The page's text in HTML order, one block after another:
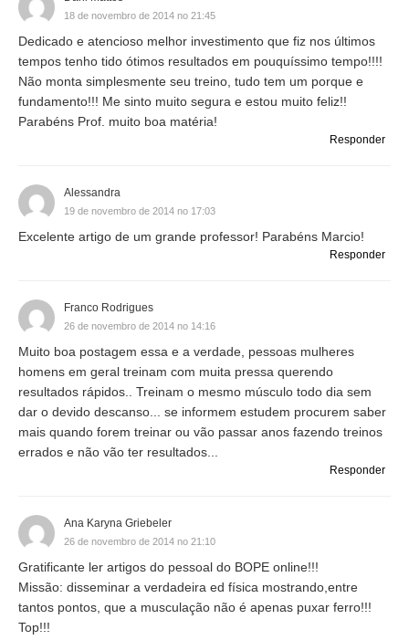
18 de novembro de 2014 no 21:45
Dedicado e atencioso melhor investimento que fiz nos últimos
tempos tenho tido ótimos resultados em pouquíssimo tempo!!!!
Não monta simplesmente seu treino, tudo tem um porque e
fundamento!!! Me sinto muito segura e estou muito feliz!!
Parabéns Prof. muito boa matéria!
Responder
Alessandra
19 de novembro de 2014 no 17:03
Excelente artigo de um grande professor! Parabéns Marcio!
Responder
Franco Rodrigues
26 de novembro de 2014 no 14:16
Muito boa postagem essa e a verdade, pessoas mulheres
homens em geral treinam com muita pressa querendo
resultados rápidos.. Treinam o mesmo músculo todo dia sem
dar o devido descanso... se informem estudem procurem saber
mais quando forem treinar ou vão passar anos fazendo treinos
errados e não vão ter resultados...
Responder
Ana Karyna Griebeler
26 de novembro de 2014 no 21:10
Gratificante ler artigos do pessoal do BOPE online!!!
Missão: disseminar a verdadeira ed física mostrando,entre
tantos pontos, que a musculação não é apenas puxar ferro!!!
Top!!!